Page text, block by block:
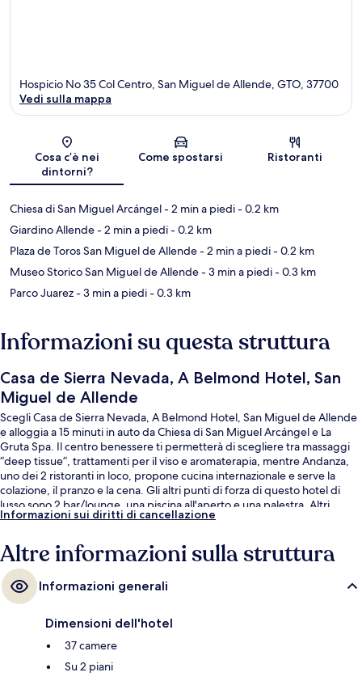
Mappa
Hospicio No 35 Col Centro, San Miguel de Allende, GTO, 37700
Vedi sulla mappa
Cosa c’è nei
dintorni?
Come spostarsi Ristoranti
Chiesa di San Miguel Arcángel- 2 min a piedi- 0.2 km
Giardino Allende- 2 min a piedi- 0.2 km
Plaza de Toros San Miguel de Allende- 2 min a piedi- 0.2 km
Museo Storico San Miguel de Allende- 3 min a piedi- 0.3 km
Parco Juarez- 3 min a piedi- 0.3 km
Informazioni su questa struttura
Casa de Sierra Nevada, A Belmond Hotel, San
Miguel de Allende
Scegli Casa de Sierra Nevada, A Belmond Hotel, San Miguel de Allende
e alloggia a 15 minuti in auto da Chiesa di San Miguel Arcángel e La
Gruta Spa. Il centro benessere ti permetterà di scegliere tra massaggi
“deep tissue”, trattamenti per il viso e aromaterapia, mentre Andanza,
uno dei 2 ristoranti in loco, propone cucina internazionale e serve la
colazione, il pranzo e la cena. Gli altri punti di forza di questo hotel di
lusso sono 2 bar/lounge, una piscina all'aperto e una palestra. Altri
viaggiatori apprezzano il personale gentile della struttura.
Informazioni sui diritti di cancellazione
Altre informazioni sulla struttura
Informazioni generali
Dimensioni dell'hotel
37 camere
Su 2 piani